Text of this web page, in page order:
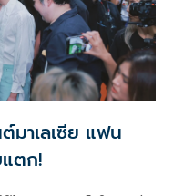
ลเซีย แฟน
ตก!